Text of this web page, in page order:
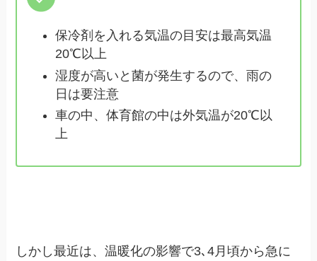
保冷剤を入れる気温の目安は最高気温
20℃以上
湿度が高いと菌が発生するので、雨の
日は要注意
車の中、体育館の中は外気温が20℃以
上
しかし最近は、温暖化の影響で3､4月頃から急に